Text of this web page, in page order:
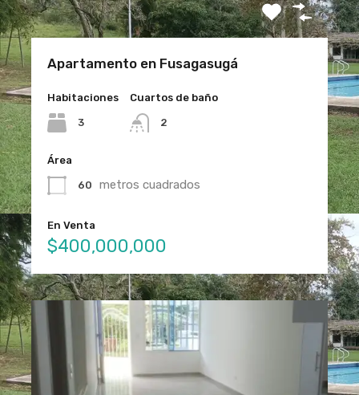
Apartamento en Fusagasugá
Habitaciones
3
Cuartos de baño
2
Área
60 metros cuadrados
En Venta
$400,000,000